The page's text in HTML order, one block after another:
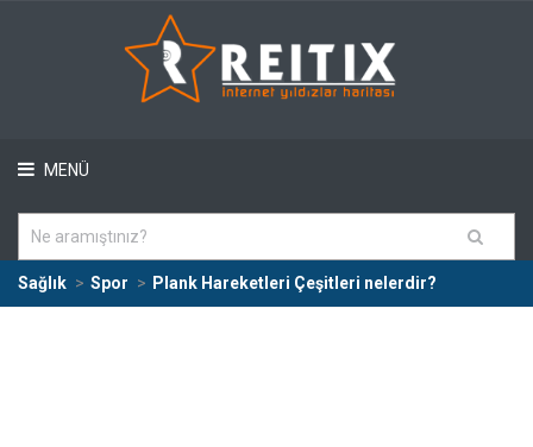
MENÜ
Sağlık Spor Plank Hareketleri Çeşitleri nelerdir?